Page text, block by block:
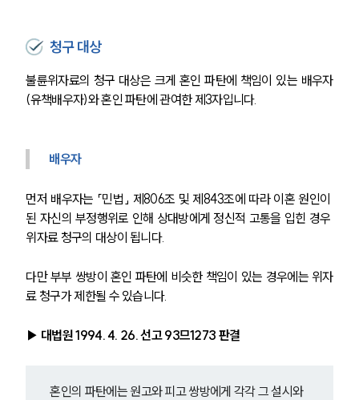
청구 대상
불륜위자료의 청구 대상은 크게 혼인 파탄에 책임이 있는 배우자
(유책배우자)와 혼인 파탄에 관여한 제3자입니다.
배우자
먼저 배우자는 「민법」 제806조 및 제843조에 따라 이혼 원인이
된 자신의 부정행위로 인해 상대방에게 정신적 고통을 입힌 경우
위자료 청구의 대상이 됩니다.
다만 부부 쌍방이 혼인 파탄에 비슷한 책임이 있는 경우에는 위자
료 청구가 제한될 수 있습니다.
▶ 대법원 1994. 4. 26. 선고 93므1273 판결
혼인의 파탄에는 원고와 피고 쌍방에게 각각 그 설시와